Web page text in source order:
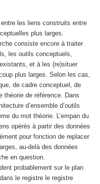
les liens construits entre
plus larges.
consiste encore à traiter
les outils conceptuels,
et à les (re)situer
plus larges. Selon les cas,
de cadre conceptuel, de
théorie de référence. Dans
d’ensemble d’outils
du mot théorie. L’empan du
opérés à partir des données
pour fonction de replacer
au-delà des données
en question.
probablement sur le plan
le registre le registre